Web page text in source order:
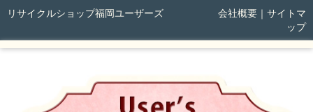
リサイクルショップ福岡ユーザーズ 会社概要｜ サイトマ
ップ